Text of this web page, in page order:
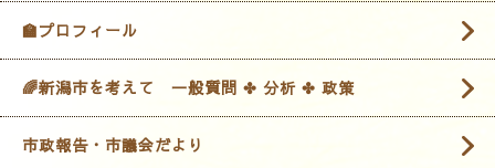
🏫プロフィール
🌈新潟市を考えて 一般質問 ✤ 分析 ✤ 政策
市政報告・市議会だより